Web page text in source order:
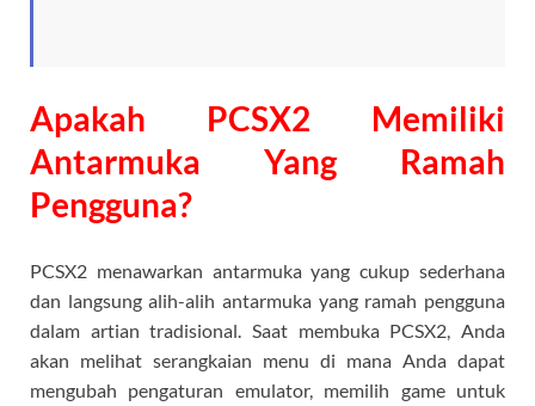
Apakah PCSX2 Memiliki
Antarmuka Yang Ramah
Pengguna?
PCSX2 menawarkan antarmuka yang cukup sederhana
dan langsung alih-alih antarmuka yang ramah pengguna
dalam artian tradisional. Saat membuka PCSX2, Anda
akan melihat serangkaian menu di mana Anda dapat
mengubah pengaturan emulator, memilih game untuk